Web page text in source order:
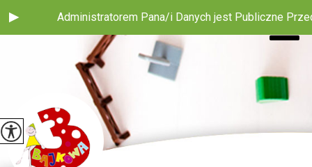
Pana/i Danych jest Publiczne Przedszkole nr 3 z